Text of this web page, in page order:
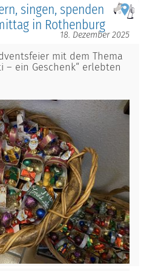
singen, spenden
in Rothenburg
18. Dezember 2025
mit dem Thema
– ein Geschenk“ erlebten